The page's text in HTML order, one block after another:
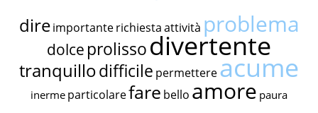
dire importante richiestaattività problema
dolce prolissodivertente
tranquillodifficile permettereacume
inerme particolarefare bello amore paura